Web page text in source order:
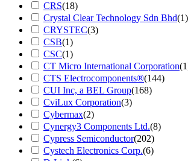
CRS(18)
Crystal Clear Technology Sdn Bhd(1)
CRYSTEC(3)
CSB(1)
CSC(1)
CT Micro International Corporation
CTS Electrocomponents®(144)
CUI Inc, a BEL Group(168)
CviLux Corporation(3)
Cybermax(2)
Cynergy3 Components Ltd.(8)
Cypress Semiconductor(202)
Cystech Electronics Corp.(6)